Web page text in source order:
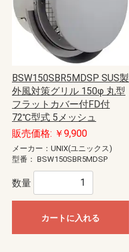
BSW150SBR5MDSP SUS製
外風対策グリル 150φ 丸型
フラットカバー付FD付
72℃型式 5メッシュ
販売価格: ￥9,900
メーカー：UNIX(ユニックス)
型番： BSW150SBR5MDSP
数量
カートに入れる